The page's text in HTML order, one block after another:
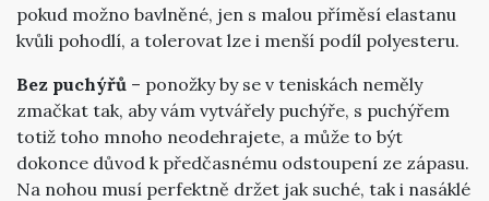
pokud možno bavlněné, jen s malou příměsí elastanu
kvůli pohodlí, a tolerovat lze i menší podíl polyesteru.
Bez puchýřů – ponožky by se v teniskách neměly
zmačkat tak, aby vám vytvářely puchýře, s puchýřem
totiž toho mnoho neodehrajete, a může to být
dokonce důvod k předčasnému odstoupení ze zápasu.
Na nohou musí perfektně držet jak suché, tak i nasáklé